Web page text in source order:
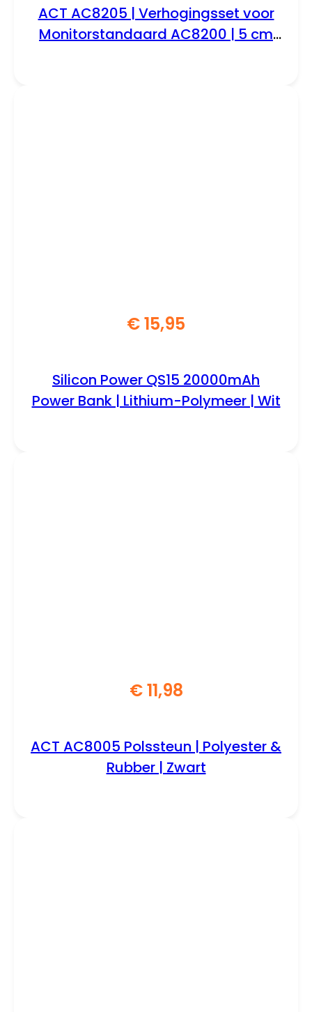
ACT AC8205 | Verhogingsset voor
Monitorstandaard AC8200 | 5 cm
€15,95
Silicon Power QS15 20000mAh
Power Bank | Lithium-Polymeer | Wit
€11,98
ACT AC8005 Polssteun | Polyester &
Rubber | Zwart